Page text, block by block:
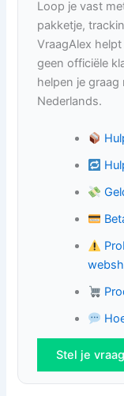
Loop je vast
pakketje,
VraagAlex
geen officiële
helpen je graag
Nederlands.
Stel je